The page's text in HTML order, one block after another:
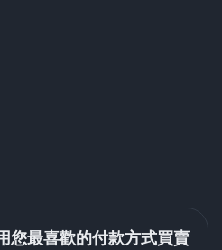
您最喜歡的付款方式買賣